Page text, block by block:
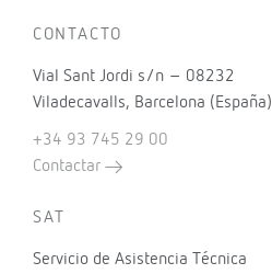
CONTACTO
Vial Sant Jordi s/n – 08232
Viladecavalls, Barcelona (España)
+34 93 745 29 00
Contactar
SAT
Servicio de Asistencia Técnica